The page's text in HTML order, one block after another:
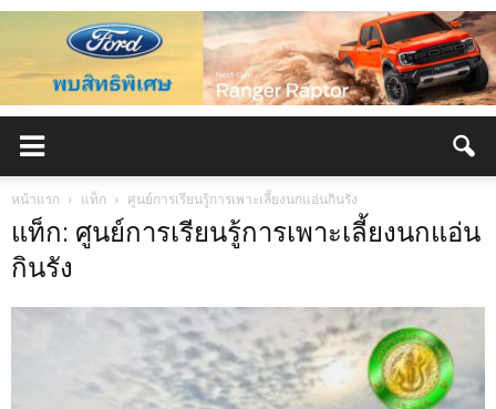
หน้าแรก แท็ก ศูนย์การเรียนรู้การเพาะเลี้ยงนกแอ่นกินรัง
แท็ก: ศูนย์การเรียนรู้การเพาะเลี้ยงนกแอ่น
กินรัง